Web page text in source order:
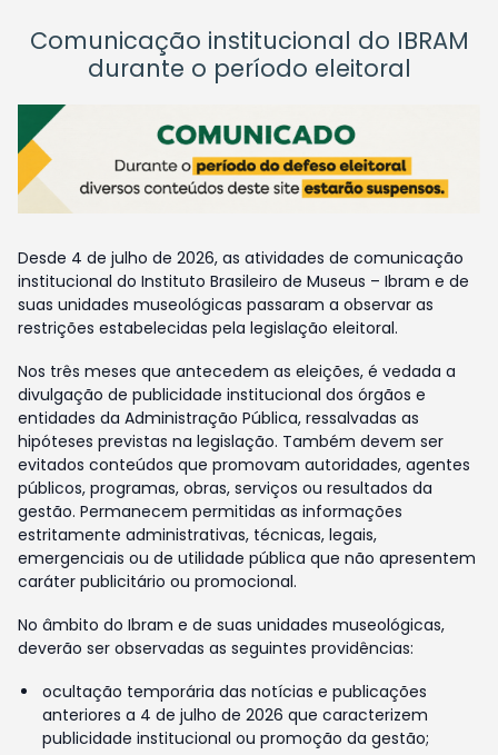
Comunicação institucional do IBRAM
durante o período eleitoral
Desde 4 de julho de 2026, as atividades de comunicação
institucional do Instituto Brasileiro de Museus – Ibram e de
suas unidades museológicas passaram a observar as
restrições estabelecidas pela legislação eleitoral.
Nos três meses que antecedem as eleições, é vedada a
divulgação de publicidade institucional dos órgãos e
entidades da Administração Pública, ressalvadas as
hipóteses previstas na legislação. Também devem ser
evitados conteúdos que promovam autoridades, agentes
públicos, programas, obras, serviços ou resultados da
gestão. Permanecem permitidas as informações
estritamente administrativas, técnicas, legais,
emergenciais ou de utilidade pública que não apresentem
caráter publicitário ou promocional.
No âmbito do Ibram e de suas unidades museológicas,
deverão ser observadas as seguintes providências:
ocultação temporária das notícias e publicações
anteriores a 4 de julho de 2026 que caracterizem
publicidade institucional ou promoção da gestão;